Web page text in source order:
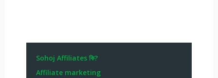
Sohoj Affiliates কি?
Affiliate marketing